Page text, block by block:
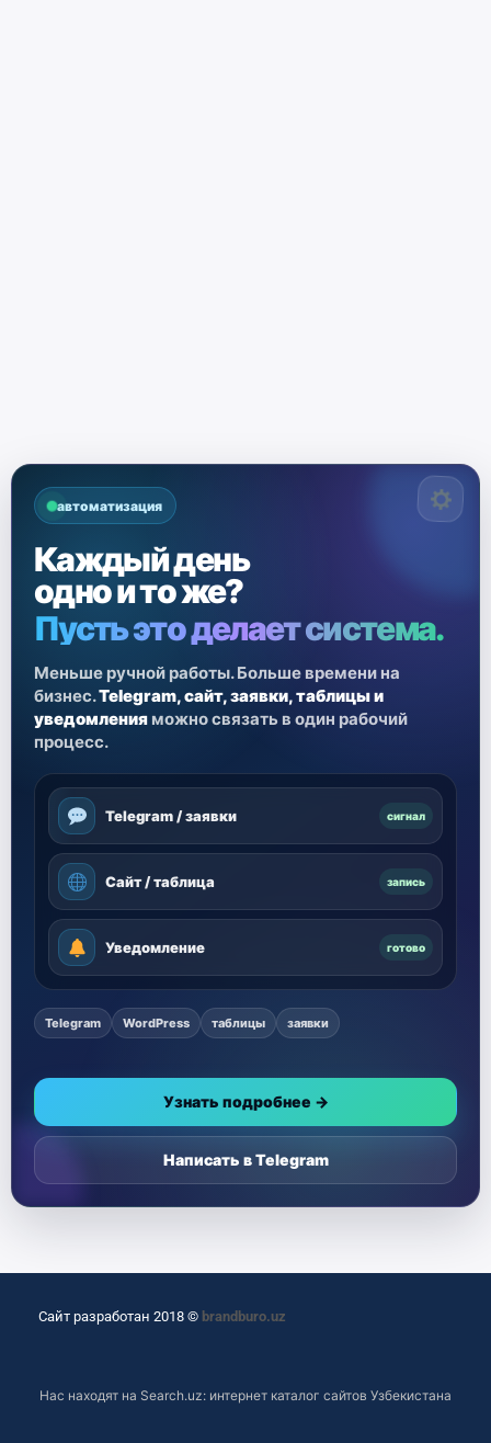
автоматизация
Каждый день
одно и то же?
Пусть это делает система.
Меньше ручной работы. Больше времени на
бизнес.Telegram, сайт, заявки, таблицы и
уведомления можно связать в один рабочий
процесс.
Telegram / заявки сигнал
Сайт / таблица запись
Уведомление готово
Telegram WordPress таблицы заявки
Узнать подробнее →
Написать в Telegram
Сайт разработан 2018 © brandburo.uz
Нас находят на Search.uz: интернет каталог сайтов Узбекистана